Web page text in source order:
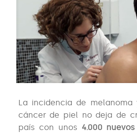
La incidencia de
cáncer de piel no deja de
país con unos 4.000